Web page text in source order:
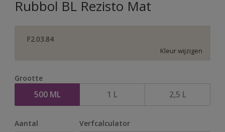
Rubbol BL Rezisto Mat
F2.03.84
Kleur wijzigen
Grootte
500 ML 1 L 2,5 L
Aantal Verfcalculator